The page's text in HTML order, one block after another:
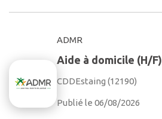
ADMR
Aide à domicile (H/F)
CDDEstaing (12190)
Publié le 06/08/2026